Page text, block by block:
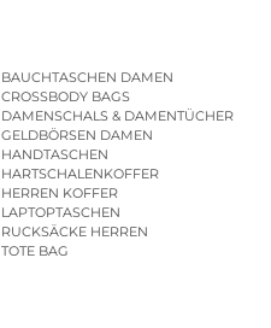
BAUCHTASCHEN DAMEN
CROSSBODY BAGS
DAMENSCHALS & DAMENTÜCHER
GELDBÖRSEN DAMEN
HANDTASCHEN
HARTSCHALENKOFFER
HERREN KOFFER
LAPTOPTASCHEN
RUCKSÄCKE HERREN
TOTE BAG